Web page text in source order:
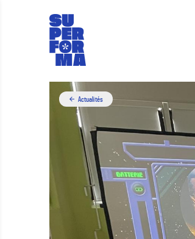
Actualités